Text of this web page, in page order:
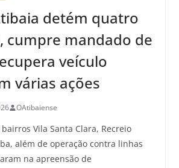
detém quatro
cumpre mandado de
veículo
várias ações
OAtibaiense
Vila Santa Clara, Recreio
além de operação contra linhas
na apreensão de